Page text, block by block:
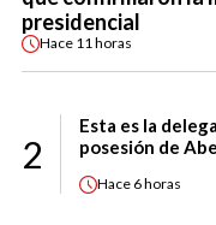
presidencial
Hace 11 horas
2
Esta es la
posesión de
Hace 6 horas